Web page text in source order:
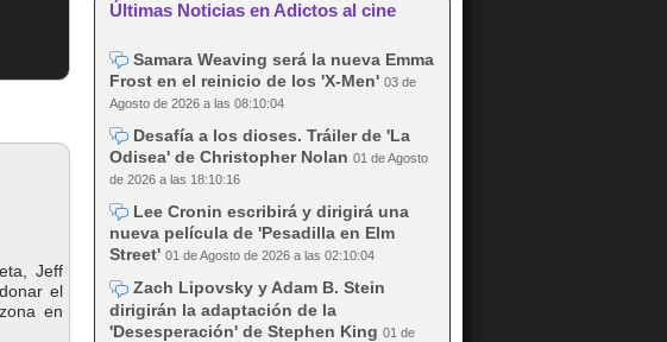
Jeff
el
en
Últimas Noticias en Adictos al cine
Samara Weaving será la nueva Emma
Frost en el reinicio de los 'X-Men' 03 de
Agosto de 2026 a las 08:10:04
Desafía a los dioses. Tráiler de 'La
Odisea' de Christopher Nolan 01 de Agosto
de 2026 a las 18:10:16
Lee Cronin escribirá y dirigirá una
nueva película de 'Pesadilla en Elm
Street' 01 de Agosto de 2026 a las 02:10:04
Zach Lipovsky y Adam B. Stein
dirigirán la adaptación de la
'Desesperación' de Stephen King 01 de